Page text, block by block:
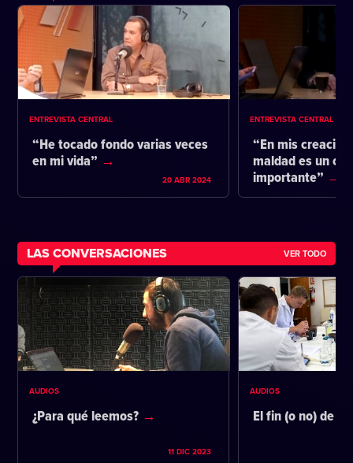
ENTREVISTA CENTRAL
“He tocado fondo varias veces
en mi vida”
20 ABR 2024
ENTREVISTA CENTRAL
“En mis
maldad es un
importante”
LAS CONVERSACIONES VER TODO
AUDIOS
¿Para qué leemos?
11 DIC 2023
AUDIOS
El fin (o no) de